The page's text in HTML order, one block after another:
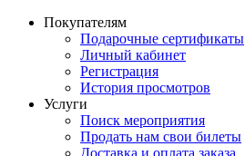
Покупателям
Подарочные сертификаты
Личный кабинет
Регистрация
История просмотров
Услуги
Поиск мероприятия
Продать нам свои билеты
Доставка и оплата заказа